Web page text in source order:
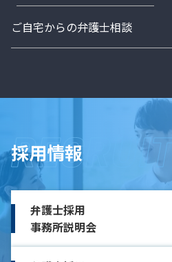
ご自宅からの弁護士相談
採用情報
弁護士採用
事務所説明会